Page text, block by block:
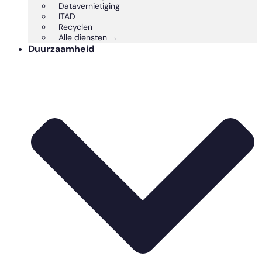
Datavernietiging
ITAD
Recyclen
Alle diensten →
Duurzaamheid